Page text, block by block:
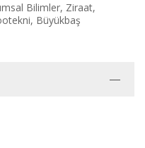
Bilimler, Ziraat,
Büyükbaş